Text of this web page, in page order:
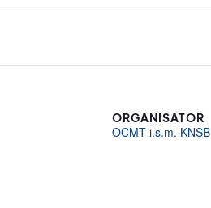
ORGANISATOR
OCMT i.s.m. KNSB